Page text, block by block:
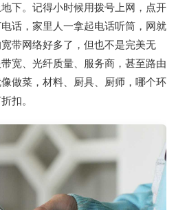
下。记得小时候用拨号上网，点开
话，家里人一拿起电话听筒，网就
带网络好多了，但也不是完美无
宽、光纤质量、服务商，甚至路由
做菜，材料、厨具、厨师，哪个环
扣。